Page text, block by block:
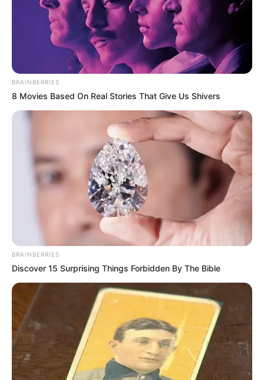
BRAINBERRIES
8 Movies Based On Real Stories That Give Us Shivers
BRAINBERRIES
Discover 15 Surprising Things Forbidden By The Bible